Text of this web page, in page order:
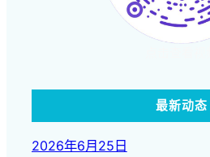
最新动态
2026年6月25日